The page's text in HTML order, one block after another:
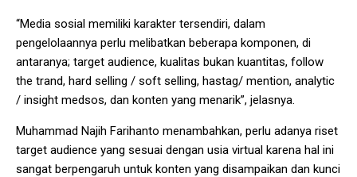
“Media sosial memiliki karakter tersendiri, dalam
pengelolaannya perlu melibatkan beberapa komponen, di
antaranya; target audience, kualitas bukan kuantitas, follow
the trand, hard selling / soft selling, hastag/ mention, analytic
/ insight medsos, dan konten yang menarik”, jelasnya.
Muhammad Najih Farihanto menambahkan, perlu adanya riset
target audience yang sesuai dengan usia virtual karena hal ini
sangat berpengaruh untuk konten yang disampaikan dan kunci